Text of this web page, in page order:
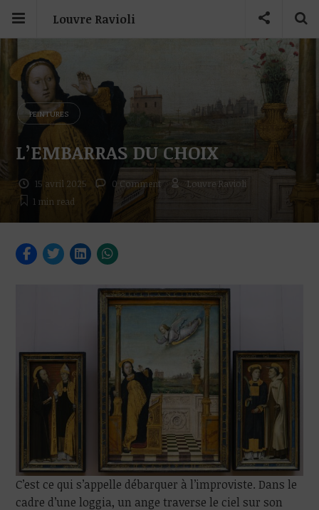
Louvre Ravioli
PEINTURES
L’EMBARRAS DU CHOIX
15 avril 2025 0 Comment
Louvre Ravioli
1 min read
C’est ce qui s’appelle débarquer à l’improviste. Dans le
cadre d’une loggia, un ange traverse le ciel sur son